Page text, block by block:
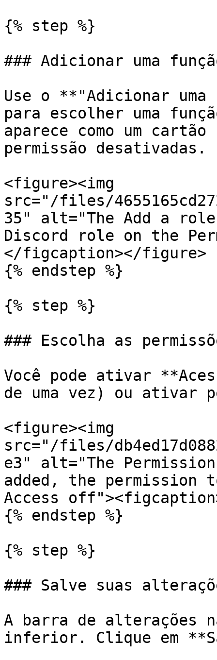
{% step %}
### Adicionar uma
Use o **"Adicionar uma
para escolher uma
aparece como um
permissão desativadas.
<figure><img
src="/files/
35" alt="The Add a
Discord role on the
</figcaption></figure>
{% endstep %}
{% step %}
### Escolha as
Você pode ativar
de uma vez) ou ativar
<figure><img
src="/files/
e3" alt="The
added, the
Access
{% endstep %}
{% step %}
### Salve suas
A barra de alterações
inferior. Clique em